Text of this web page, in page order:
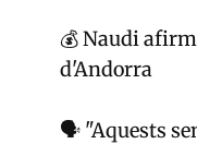
💰 Naudi
d'Andorra
🗣️ "Aquests